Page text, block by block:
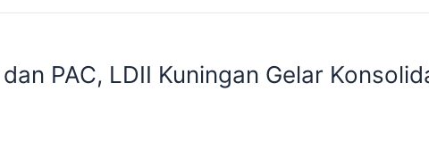
PAC, LDII Kuningan Gelar